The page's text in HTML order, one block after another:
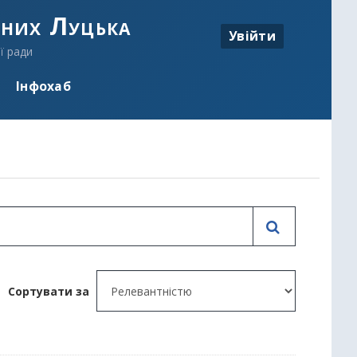
Луцька
ради
Увійти
Інфохаб
Сортувати за